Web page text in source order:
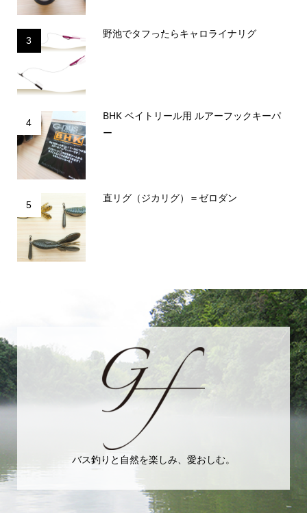
3
野池でタフったらキャロライナリグ
4
BHK ベイトリール用 ルアーフックキーパ
ー
5
直リグ（ジカリグ）＝ゼロダン
バス釣りと自然を楽しみ、愛おしむ。